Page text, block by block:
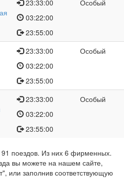
23:33:00
03:22:00
23:55:00
Особый
23:33:00
03:22:00
23:55:00
Особый
23:33:00
03:22:00
23:55:00
Особый
поездов. Из них 6 фирменных.
вы можете на нашем сайте,
или заполнив соответствующую